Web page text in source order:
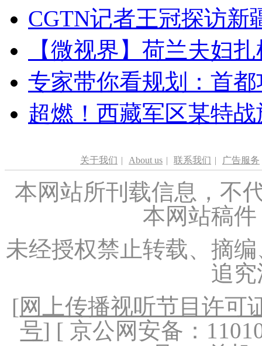
CGTN记者王冠探访新
【微视界】荷兰夫妇
专家带你看规划：首
超燃！西藏军区某特
关于我们 | About us | 联系我们 | 广告服务
本网站所刊载信息，不
本网站稿
未经授权禁止转载、摘
追
[网上传播视听节目许可
号] [ 京公网安备：